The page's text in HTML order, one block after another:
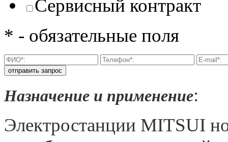
Сервисный контракт
* - обязательные поля
Назначение и применение:
Электростанции MITSUI